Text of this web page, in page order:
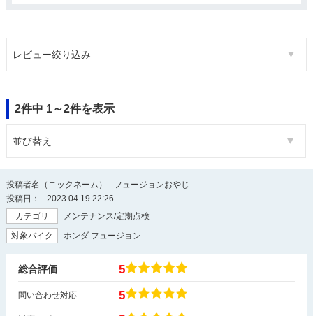
レビュー絞り込み
2件中 1～2件を表示
並び替え
投稿者名（ニックネーム）
フュージョンおやじ
投稿日：
2023.04.19 22:26
カテゴリ
メンテナンス/定期点検
対象バイク
ホンダ フュージョン
総合評価 5
問い合わせ対応 5